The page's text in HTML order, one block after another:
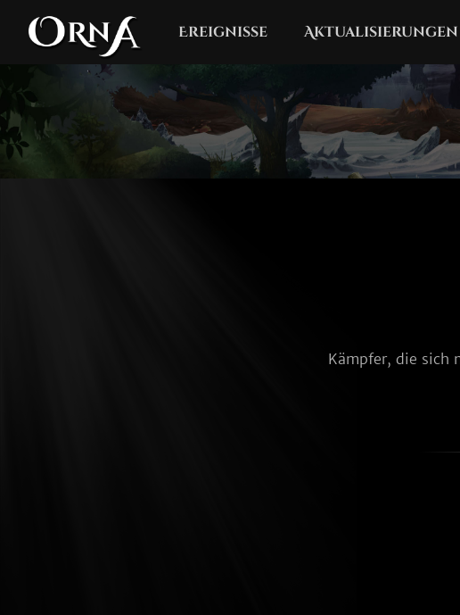
Ereignisse Aktualisierungen
Kämpfer, die sich